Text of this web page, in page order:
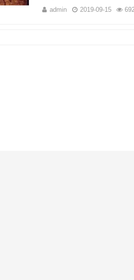
admin 2019-09-15